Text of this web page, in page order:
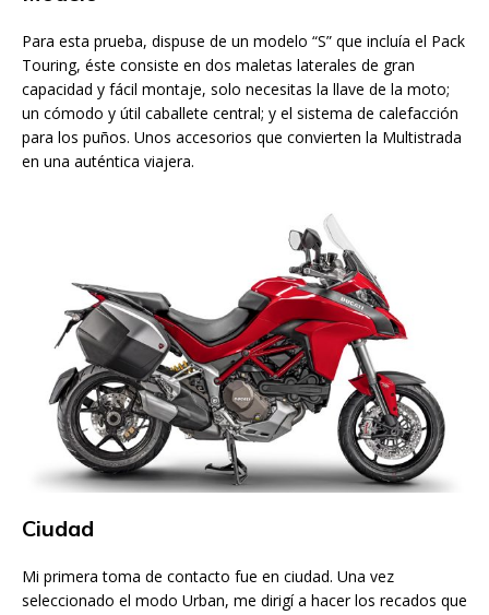
Para esta prueba, dispuse de un modelo “S” que incluía el Pack
Touring, éste consiste en dos maletas laterales de gran
capacidad y fácil montaje, solo necesitas la llave de la moto;
un cómodo y útil caballete central; y el sistema de calefacción
para los puños. Unos accesorios que convierten la Multistrada
en una auténtica viajera.
Ciudad
Mi primera toma de contacto fue en ciudad. Una vez
seleccionado el modo Urban, me dirigí a hacer los recados que